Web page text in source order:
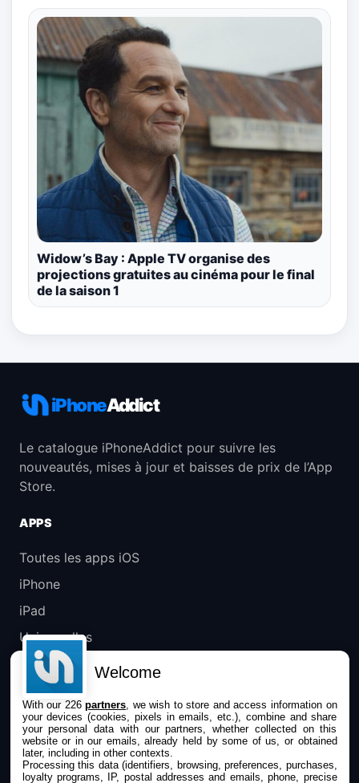
Widow’s Bay : Apple TV organise des
projections gratuites au cinéma pour le final
de la saison 1
iPhoneAddict
Le catalogue iPhoneAddict pour suivre les
nouveautés, mises à jour et baisses de prix de l’App
Store.
APPS
Toutes les apps iOS
iPhone
iPad
Universelles
Mac
Apple TV
IPHONEADDICT
Actualité Apple
Welcome
With our 226partners , we wish to store and access information on
your devices (cookies, pixels in emails, etc.), combine and share
your personal data with our partners, whether collected on this
website or in our emails, already held by some of us, or obtained
later, including in other contexts.
Processing this data (identifiers, browsing, preferences, purchases,
loyalty programs, IP, postal addresses and emails, phone, precise